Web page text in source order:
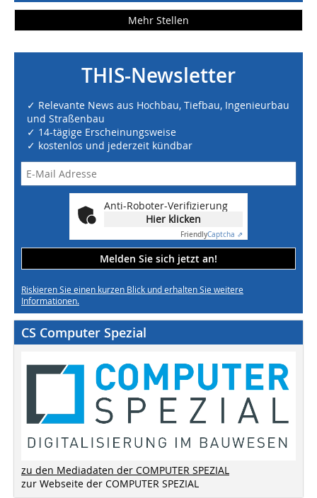
Mehr Stellen
THIS-Newsletter
✓ Relevante News aus Hochbau, Tiefbau, Ingenieurbau
und Straßenbau
✓ 14-tägige Erscheinungsweise
✓ kostenlos und jederzeit kündbar
Anti-Roboter-Verifizierung
Hier klicken
FriendlyCaptcha ⇗
Melden Sie sich jetzt an!
Riskieren Sie einen kurzen Blick und erhalten Sie weitere
Informationen.
CS Computer Spezial
zu den Mediadaten der COMPUTER SPEZIAL
zur Webseite der COMPUTER SPEZIAL